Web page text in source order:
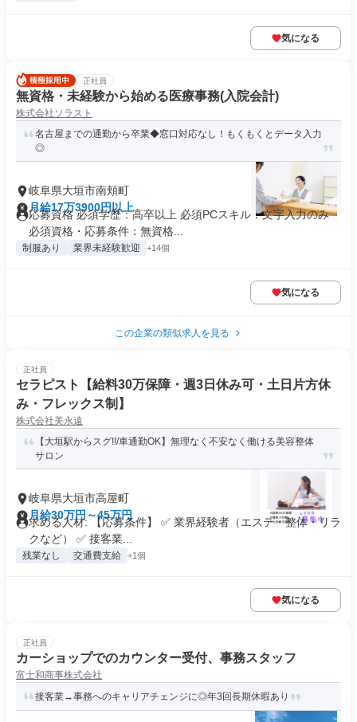
気になる
正社員
無資格・未経験から始める医療事務(入院会計)
株式会社ソラスト
名古屋までの通勤から卒業◆窓口対応なし！もくもくとデータ入力
◎
岐阜県大垣市南頬町
月給17万3900円以上
応募資格 必須学歴：高卒以上 必須PCスキル：文字入力のみ
必須資格・応募条件：無資格...
制服あり 業界未経験歓迎 +14個
気になる
この企業の類似求人を見る
正社員
セラピスト【給料30万保障・週3日休み可・土日片方休
み・フレックス制】
株式会社美永遠
【大垣駅からスグ!!/車通勤OK】無理なく不安なく働ける美容整体
サロン
岐阜県大垣市高屋町
月給30万円～45万円
求める人材: 【応募条件】 ✅ 業界経験者（エステ・整体・リラ
クなど） ✅ 接客業...
残業なし 交通費支給 +1個
気になる
正社員
カーショップでのカウンター受付、事務スタッフ
富士和商事株式会社
接客業→事務へのキャリアチェンジに◎年3回長期休暇あり